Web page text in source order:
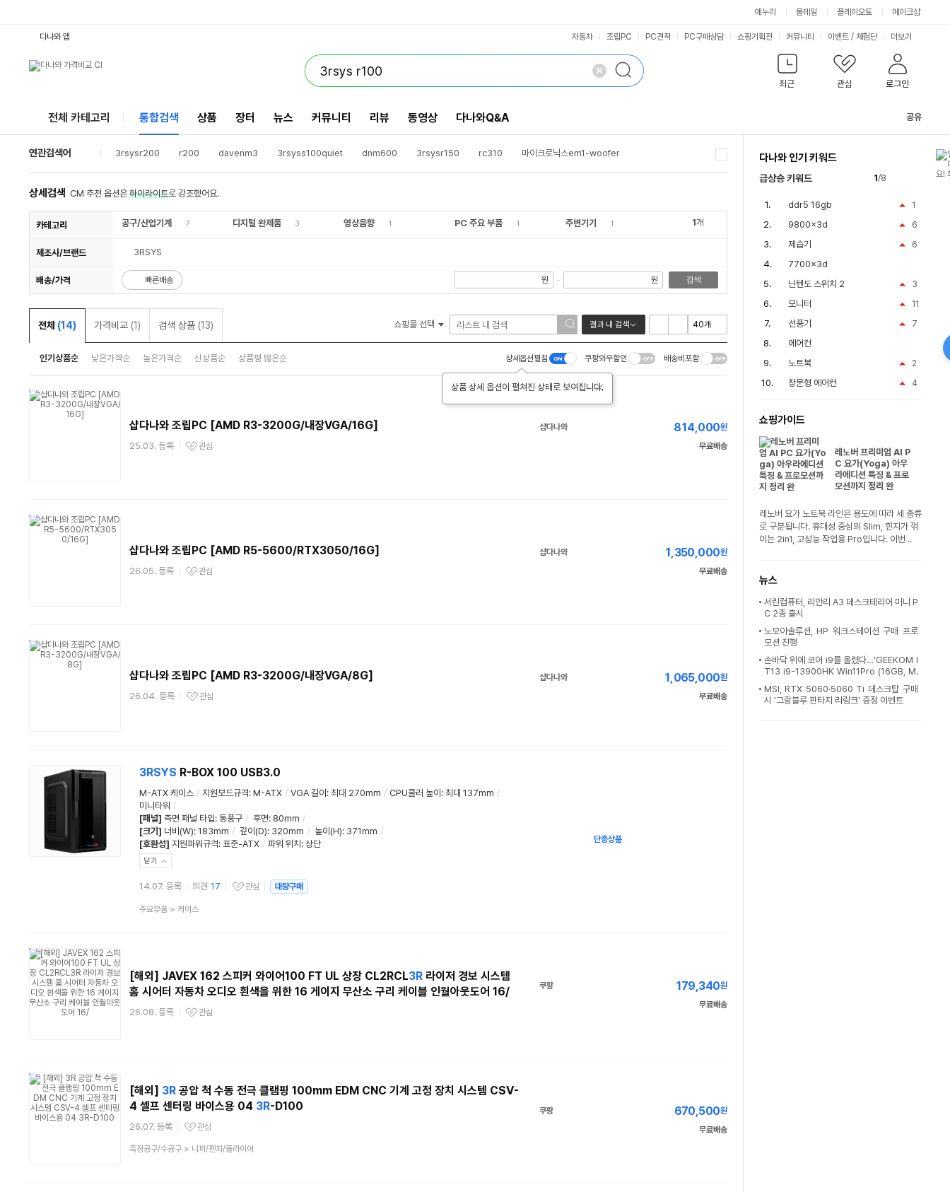
에누리 몰테일 플레이오토 메이크샵
최근 관심 로그인
다나와 앱 자동차 조립PC PC견적 PC구매상담 쇼핑기획전 커뮤니티 이벤트 / 체험단 더보기
전체 카테고리 통합검색 상품 장터 뉴스 커뮤니티 리뷰 동영상 다나와Q&A 공유
연관검색어 3rsysr200 r200 davenm3 3rsyss100quiet dnm600 3rsysr150 rc310
마이크로닉스em1-woofer
3rsysr10아트오브제01
디파이b40 3rsys케이스 3rsysl600 coxg400마그넷 3rsysr500 3rsyss403quiet
coxg400
잘만n3fm
1stplayer
상세검색 CM 추천 옵션은 하이라이트로 강조했어요.
카테고리 공구/산업기계 7 디지털 완제품 3 영상음향 1 PC 주요 부품 1 주변기기 1 1개
제조사/브랜드 3RSYS
배송/가격 빠른배송 원 ~ 원 검색
전체 (14) 가격비교 (1) 검색 상품 (13) 쇼핑몰 선택 결과 내 검색
인기상품순 낮은가격순 높은가격순 신상품순 상품평 많은순 상세옵션펼침
상품 상세 옵션이 펼쳐진 상태로 보여집니다.
쿠팡와우할인 배송비포함
샵다나와 조립PC [AMD R3-3200G/내장VGA/16G]
25.03. 등록
관심상품
관심
샵다나와 814,000원
무료배송
샵다나와 조립PC [AMD R5-5600/RTX3050/16G]
26.05. 등록
관심상품
관심
샵다나와 1,350,000원
무료배송
샵다나와 조립PC [AMD R3-3200G/내장VGA/8G]
26.04. 등록
관심상품
관심
샵다나와 1,065,000원
무료배송
3RSYS R-BOX 100 USB3.0
M-ATX 케이스 / 지원보드규격: M-ATX / VGA 길이 : 최대 270mm / CPU쿨러 높이 : 최대 137mm /
미니타워 /
[패널] 측면 패널 타입: 통풍구 / 후면: 80mm /
[크기] 너비(W): 183mm / 깊이(D): 320mm / 높이(H): 371mm /
[호환성] 지원파워규격: 표준-ATX / 파워 위치 : 상단
닫기
14.07. 등록 의견 17
관심상품
관심 대량구매
상
주요부품> 케이스
단종상품
[해외] JAVEX 162 스피커 와이어100 FT UL 상장 CL2RCL3R라이저 경보 시스템
홈 시어터 자동차 오디오 흰색을 위한 16 게이지 무산소 구리 케이블 인월아웃도어 16/
26.08. 등록
관심상품
관심
쿠팡 179,340원
무료배송
[해외] 3R공압 척 수동 전극 클램핑 100mm EDM CNC 기계 고정 장치 시스템 CSV-
4 셀프 센터링 바이스용 04 3R-D100
26.07. 등록
관심상품
관심
상
측정공구/수공구> 니퍼/펜치/플라이어
쿠팡 670,500원
무료배송
다나와 인기 키워드
급상승 키워드 1/8
1
ddr5 16gb
6
9800x3d
6
제습기
7700x3d
3
닌텐도 스위치 2
11
모니터
7
선풍기
에어컨
2
노트북
4
창문형 에어컨
쇼핑가이드
레노버 프리미엄 AI P
C 요가(Yoga) 아우
라에디션 특징 & 프로
모션까지 정리 완
레노버 요가 노트북 라인은 용도에 따라 세 종류
로 구분됩니다. 휴대성 중심의 Slim, 힌지가 꺾
이는 2in1, 고성능 작업용 Pro입니다. 이번 ..
뉴스
서린컴퓨터, 리안리 A3 데스크테리어 미니 P
C 2종 출시
노모아솔루션, HP 워크스테이션 구매 프로
모션 진행
손바닥 위에 코어 i9를 올렸다…’GEEKOM I
T13 i9-13900HK Win11Pro (16GB, M.
MSI, RTX 5060·5060 Ti 데스크탑 구매
시 '그랑블루 판타지 리링크' 증정 이벤트